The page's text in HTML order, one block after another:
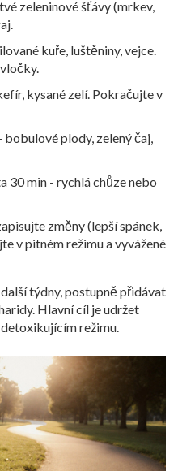
zeleninové šťávy (mrkev,
kuře, luštěniny, vejce.
kysané zelí. Pokračujte v
plody, zelený čaj,
min - rychlá chůze nebo
změny (lepší spánek,
v pitném režimu a vyvážené
týdny, postupně přidávat
Hlavní cíl je udržet
režimu.